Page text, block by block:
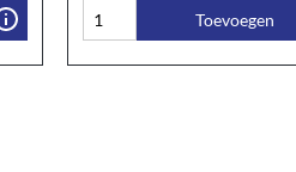
Toevoegen